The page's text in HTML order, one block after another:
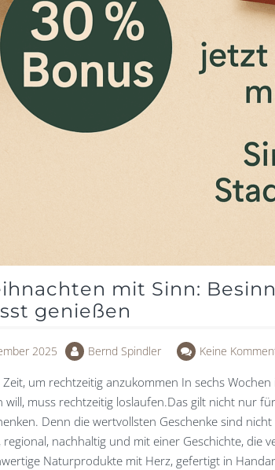
mit Sinn:
genießen
2025 Bernd Spindler Keine
Zeit, um rechtzeitig anzukommen In sechs
will, muss rechtzeitig loslaufen.Das gilt nicht nur
Denn die wertvollsten Geschenke sind
regional, nachhaltig und mit einer Geschichte, die
Naturprodukte mit Herz, gefertigt in